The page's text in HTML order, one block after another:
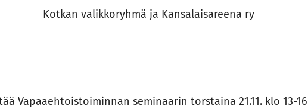
Kotkan valikkoryhmä ja Kansalaisareena ry
Vapaaehtoistoiminnan seminaarin torstaina 21.11. klo 13-16